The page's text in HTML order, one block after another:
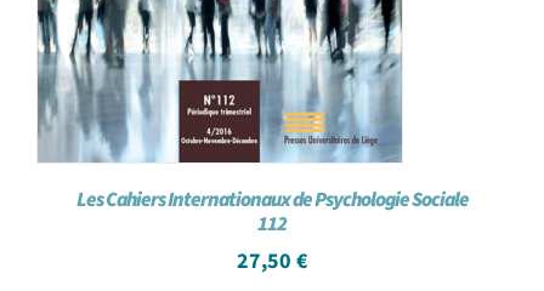
Les Cahiers Internationaux de Psychologie Sociale
112
27,50 €